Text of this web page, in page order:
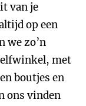
van je
op een
we zo’n
met
boutjes en
ons vinden